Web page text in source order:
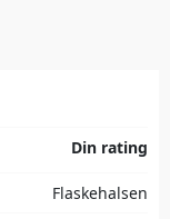
Din rating
Flaskehalsen